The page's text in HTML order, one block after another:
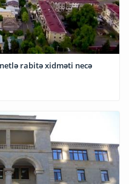
rabitə xidməti necə